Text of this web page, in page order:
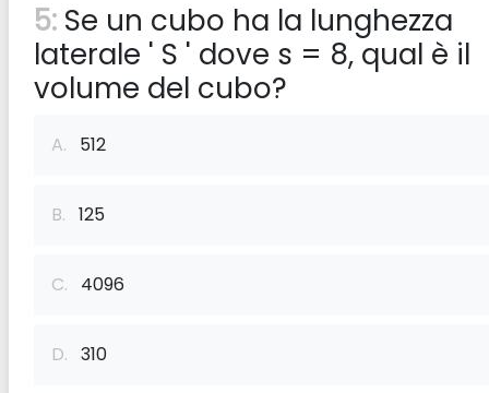
5: Se un cubo ha la lunghezza
laterale ' S ' dove s = 8, qual è il
volume del cubo?
A. 512
B. 125
C. 4096
D. 310